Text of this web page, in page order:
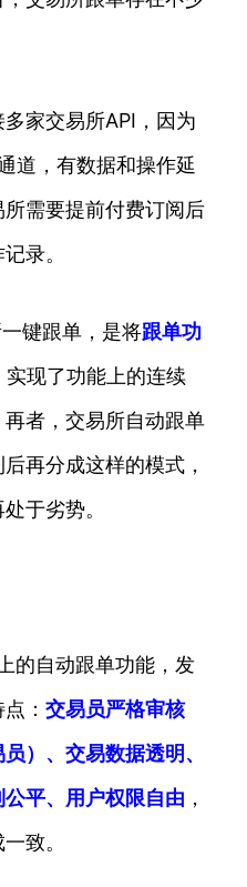
家交易所API，因为
道，有数据和操作延
需要提前付费订阅后
录。
键跟单，是将跟单功
实现了功能上的连续
者，交易所自动跟单
再分成这样的模式，
于劣势。
的自动跟单功能，发
： 交易员严格审核
）、交易数据透明、
平、用户权限自由 ，
致。